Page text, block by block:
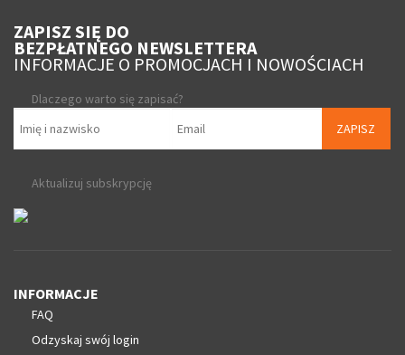
ZAPISZ SIĘ DO
BEZPŁATNEGO NEWSLETTERA
INFORMACJE O PROMOCJACH I NOWOŚCIACH
Dlaczego warto się zapisać?
ZAPISZ
Aktualizuj subskrypcję
INFORMACJE
FAQ
Odzyskaj swój login